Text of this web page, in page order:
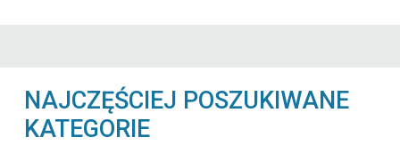
NAJCZĘŚCIEJ POSZUKIWANE
KATEGORIE